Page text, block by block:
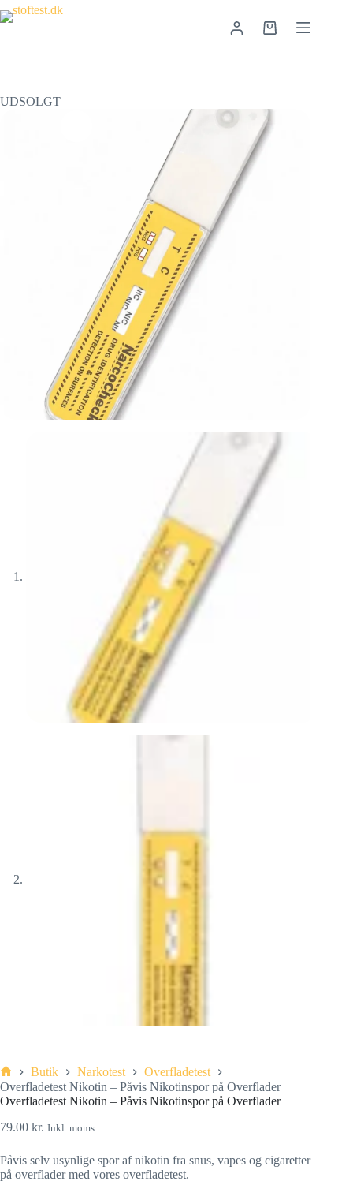
UDSOLGT
Butik Narkotest
Overfladetest
Overfladetest Nikotin – Påvis Nikotinspor på Overflader
Overfladetest Nikotin – Påvis Nikotinspor på Overflader
79.00 kr. Inkl. moms
Påvis selv usynlige spor af nikotin fra snus, vapes og cigaretter
på overflader med vores overfladetest.